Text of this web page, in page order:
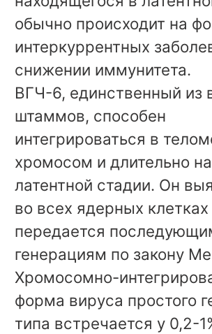
обычно происходит на
интеркуррентных
снижении иммунитета.
ВГЧ-6, единственный из
штаммов, способен
интегрироваться в
хромосом и длительно
латентной стадии. Он
во всех ядерных клетках
передается
генерациям по закону
Хромосомно-
форма вируса простого
типа встречается у 0,2-